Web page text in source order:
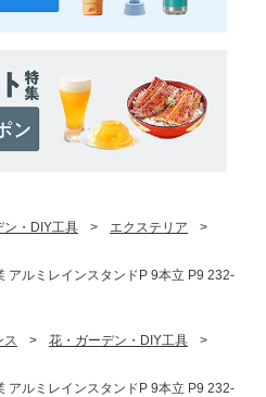
ン・DIY工具 > エクステリア
>
アルミレインスタンドP 9本立 P9 232-
ス > 花・ガーデン・DIY工具
>
アルミレインスタンドP 9本立 P9 232-